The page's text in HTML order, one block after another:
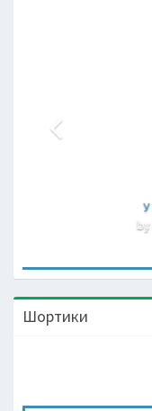
Шортики